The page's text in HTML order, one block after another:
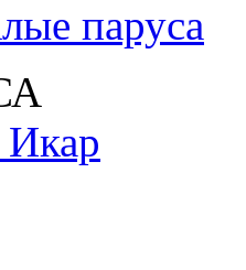
паруса
Икар